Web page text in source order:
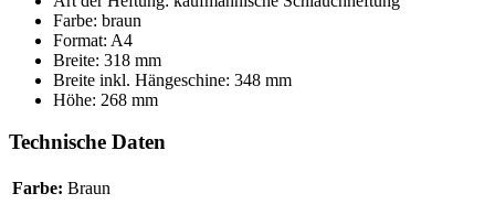
Farbe: braun
Format: A4
Breite: 318 mm
Breite inkl. Hängeschine: 348 mm
Höhe: 268 mm
Technische Daten
Farbe: Braun